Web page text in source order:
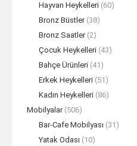
Hayvan Heykelleri (60)
Bronz Büstler (38)
Bronz Saatler (2)
Çocuk Heykelleri (43)
Bahçe Ürünleri (41)
Erkek Heykelleri (51)
Kadın Heykelleri (86)
Mobilyalar (506)
Bar-Cafe Mobilyası (31)
Yatak Odası (10)